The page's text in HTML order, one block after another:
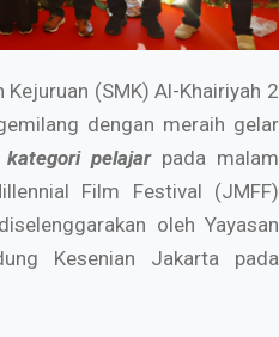
Kejuruan (SMK) Al-Khairiyah 2
dengan meraih gelar
pelajarpada malam
Film Festival (JMFF)
oleh Yayasan
Kesenian Jakarta pada